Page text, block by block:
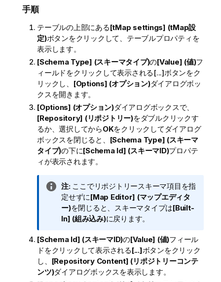
手順
テーブルの上部にある[tMap settings] (tMap設
定)ボタンをクリックして、テーブルプロパティを
表示します。
[Schema Type] (スキーマタイプ)の[Value] (値)フ
ィールドをクリックして表示される[...]ボタンをク
リックし、 [Options] (オプション)ダイアログボッ
クスを開きます。
[Options] (オプション)ダイアログボックスで、
[Repository] (リポジトリー)をダブルクリックす
るか、選択してからOKをクリックしてダイアログ
ボックスを閉じると、 [Schema Type] (スキーマ
タイプ)の下に[Schema Id] (スキーマID)プロパテ
ィが表示されます。
情
報
メ
モ
注:ここでリポジトリースキーマ項目を指
定せずに[Map Editor] (マップエディタ
ー)を閉じると、スキーマタイプは[Built-
In] (組み込み)に戻ります。
[Schema Id] (スキーマID)の[Value] (値)フィール
ドをクリックして表示される[...]ボタンをクリック
し、 [Repository Content] (リポジトリーコンテ
ンツ)ダイアログボックスを表示します。